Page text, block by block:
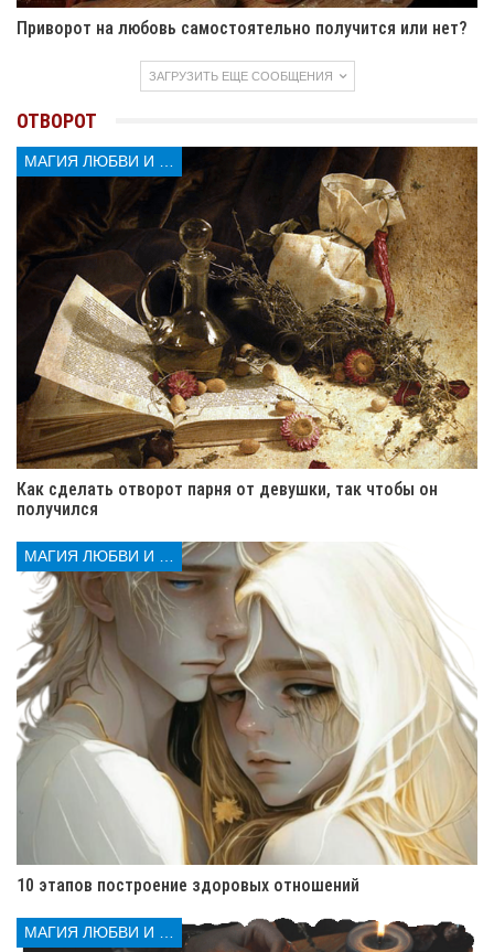
Приворот на любовь самостоятельно получится или нет?
ЗАГРУЗИТЬ ЕЩЕ СООБЩЕНИЯ
ОТВОРОТ
Как сделать отворот парня от девушки, так чтобы он
получился
МАГИЯ ЛЮБВИ И КОЛДОВСТВА
10 этапов построение здоровых отношений